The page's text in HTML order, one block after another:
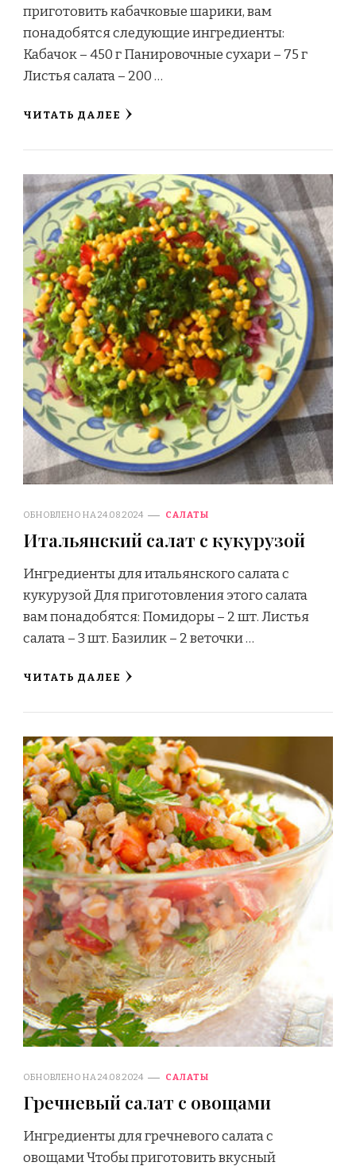
приготовить кабачковые шарики, вам
понадобятся следующие ингредиенты:
Кабачок – 450 г Панировочные сухари – 75 г
Листья салата – 200 …
ЧИТАТЬ ДАЛЕЕ
ОБНОВЛЕНО НА24.08.2024 САЛАТЫ
Итальянский салат с кукурузой
Ингредиенты для итальянского салата с
кукурузой Для приготовления этого салата
вам понадобятся: Помидоры – 2 шт. Листья
салата – 3 шт. Базилик – 2 веточки …
ЧИТАТЬ ДАЛЕЕ
ОБНОВЛЕНО НА24.08.2024 САЛАТЫ
Гречневый салат с овощами
Ингредиенты для гречневого салата с
овощами Чтобы приготовить вкусный